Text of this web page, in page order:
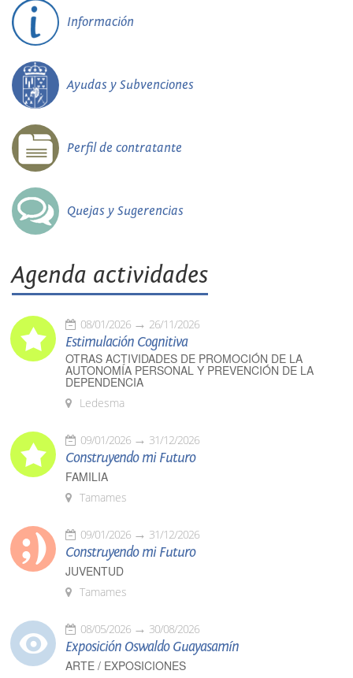
Información
Ayudas y Subvenciones
Perfil de contratante
Quejas y Sugerencias
Agenda actividades
08/01/2026 26/11/2026
Estimulación Cognitiva
OTRAS ACTIVIDADES DE PROMOCIÓN DE LA
AUTONOMÍA PERSONAL Y PREVENCIÓN DE LA
DEPENDENCIA
Ledesma
09/01/2026 31/12/2026
Construyendo mi Futuro
FAMILIA
Tamames
09/01/2026 31/12/2026
Construyendo mi Futuro
JUVENTUD
Tamames
08/05/2026 30/08/2026
Exposición Oswaldo Guayasamín
ARTE / EXPOSICIONES